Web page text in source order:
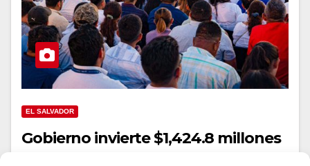
EL SALVADOR
Gobierno invierte $1,424.8 millones